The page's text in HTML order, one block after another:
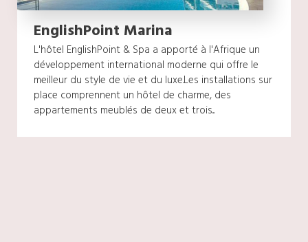
EnglishPoint Marina
L'hôtel EnglishPoint & Spa a apporté à l'Afrique un
développement international moderne qui offre le
meilleur du style de vie et du luxe.Les installations sur
place comprennent un hôtel de charme, des
appartements meublés de deux et trois...